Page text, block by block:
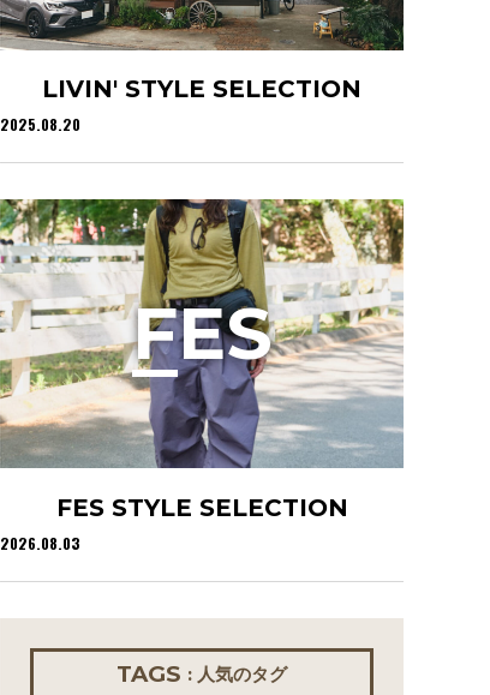
LIVIN' STYLE SELECTION
2025.08.20
FES STYLE SELECTION
2026.08.03
FES
TAGS : 人気のタグ